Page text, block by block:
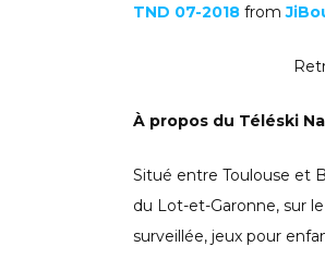
TND 07-2018 from
À propos du Téléski
Situé entre Toulouse et
du Lot-et-Garonne, sur
surveillée, jeux pour